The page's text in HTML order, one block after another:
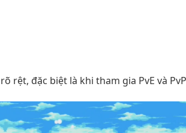
rệt, đặc biệt là khi tham gia PvE và